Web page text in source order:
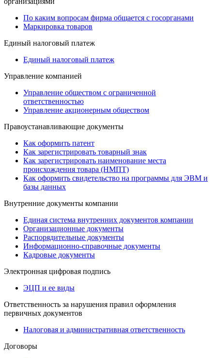
По каким вопросам фирма общается с госорганами
Маркировка товаров
Единый налоговый платеж
Единый налоговый платеж
Управление компанией
Управление обществом с ограниченной
ответственностью
Управление акционерным обществом
Правоустанавливающие документы
Как оформить патент
Как зарегистрировать товарный знак
Как зарегистрировать наименование места
происхождения товара (НМПТ)
Как оформить свидетельство на программы для ЭВМ и
базы данных
Внутренние документы компании
Единая система внутренних документов компании
Организационные документы
Распорядительные документы
Информационно-справочные документы
Кадровые документы
Электронная цифровая подпись
ЭЦП и ее виды
Ответственность за нарушения правил оформления
первичных документов
Налоговая и административная ответственность
Договоры